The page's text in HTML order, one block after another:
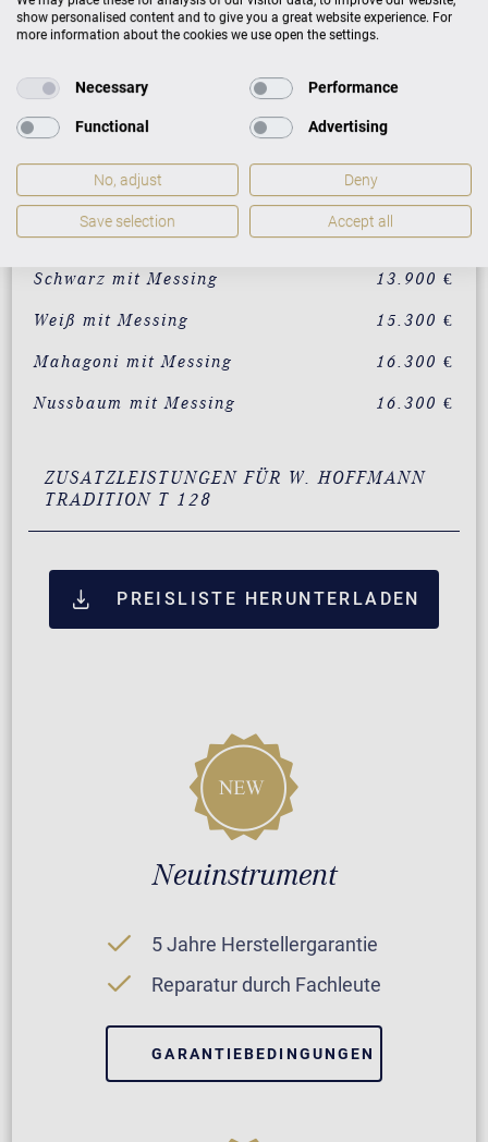
Preisliste
AUSFÜHRUNG PREISE
Schwarz mit Messing 13.900 €
Weiß mit Messing 15.300 €
Mahagoni mit Messing 16.300 €
Nussbaum mit Messing 16.300 €
ZUSATZLEISTUNGEN FÜR W. HOFFMANN
TRADITION T 128
PREISLISTE HERUNTERLADEN
Neuinstrument
5 Jahre Herstellergarantie
Reparatur durch Fachleute
GARANTIEBEDINGUNGEN
show personalised content and to give you a great website experience. For
more information about the cookies we use open the settings.
Necessary Performance
Functional Advertising
No, adjust Deny
Save selection Accept all